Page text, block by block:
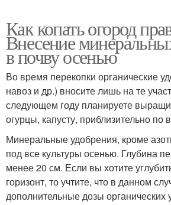
Как копать огород
Внесение
в почву осенью
Во время перекопки органические
навоз и др.) вносите лишь на те
следующем году планируете
огурцы, капусту, приблизительно по
Минеральные удобрения, кроме
под все культуры осенью. Глубина
менее 20 см. Если вы хотите
горизонт, то учтите, что в данном
дополнительные дозы органических